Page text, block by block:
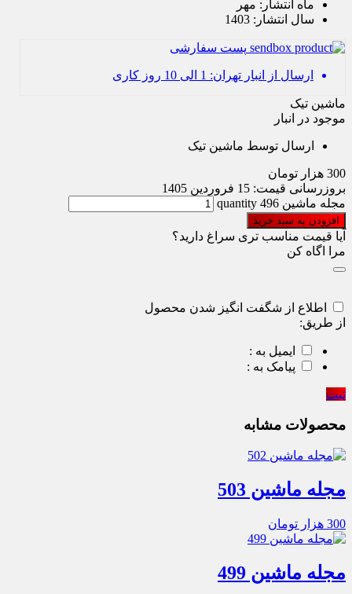
ماه انتشار: مهر
سال انتشار: 1403
پست سفارشی
ارسال از انبار تهران: 1 الی 10 روز کاری
ماشین تیک
موجود در انبار
ارسال توسط ماشین تیک
300 هزار تومان
بروزرسانی قیمت: 15 فروردین 1405
مجله ماشین 496 quantity
افزودن به سبد خرید
آیا قیمت مناسب تری سراغ دارید؟
مرا اگاه کن
اطلاع از شگفت انگیز شدن محصول
از طریق:
ایمیل به :
پیامک به :
ثبت
محصولات مشابه
مجله ماشین 503
300 هزار تومان
مجله ماشین 499